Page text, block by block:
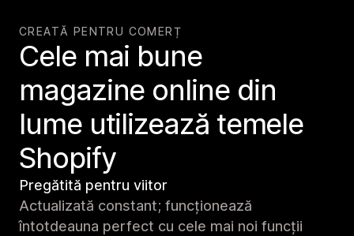
CREATĂ PENTRU COMERȚ
Cele mai bune
magazine online din
lume utilizează temele
Shopify
Pregătită pentru viitor
Actualizată constant; funcționează
întotdeauna perfect cu cele mai noi funcții